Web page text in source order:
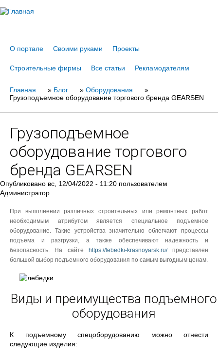
О портале Своими руками Проекты
Строительные фирмы Все статьи Рекламодателям
Вы
Главная » Блог » Оборудования
»
Грузоподъемное оборудование торгового бренда GEARSEN
Грузоподъемное
оборудование торгового
бренда GEARSEN
Опубликовано вс, 12/04/2022 - 11:20 пользователем
Администратор
При выполнении различных строительных или ремонтных работ
необходимым атрибутом является специальное подъемное
оборудование. Такие устройства значительно облегчают процессы
подъема и разгрузки, а также обеспечивают надежность и
безопасность. На сайте
https://lebedki-krasnoyarsk.ru/представлен
большой выбор подъемного оборудования по самым выгодным ценам.
Виды и преимущества подъемного
оборудования
К подъемному спецоборудованию можно отнести
следующие изделия: